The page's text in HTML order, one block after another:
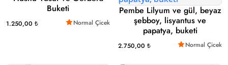
Buketi
1.250,00 ₺ Normal Çicek
Pembe Lilyum ve gül, beyaz
şebboy, lisyantus ve
papatya, buketi
2.750,00 ₺ Normal Çicek